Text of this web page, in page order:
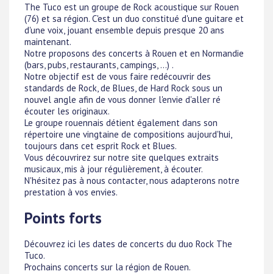
The Tuco est un groupe de Rock acoustique sur Rouen
(76) et sa région. C'est un duo constitué d'une guitare et
d'une voix, jouant ensemble depuis presque 20 ans
maintenant.
Notre proposons des concerts à Rouen et en Normandie
(bars, pubs, restaurants, campings, ...) .
Notre objectif est de vous faire redécouvrir des
standards de Rock, de Blues, de Hard Rock sous un
nouvel angle afin de vous donner l'envie d'aller ré
écouter les originaux.
Le groupe rouennais détient également dans son
répertoire une vingtaine de compositions aujourd'hui,
toujours dans cet esprit Rock et Blues.
Vous découvrirez sur notre site quelques extraits
musicaux, mis à jour régulièrement, à écouter.
N'hésitez pas à nous contacter, nous adapterons notre
prestation à vos envies.
Points forts
Découvrez ici les dates de concerts du duo Rock The
Tuco.
Prochains concerts sur la région de Rouen.